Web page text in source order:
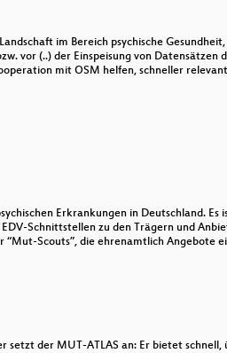
Plugin “CRS Guesser”
im Bereich psychische
vor (..) der Einspeisung von Datensätzen
mit OSM helfen, schneller
Erkrankungen in Deutschland.
Schnittstellen zu den Trägern und
Scouts”, die ehrenamtlich Angebote
der MUT-ATLAS an: Er bietet